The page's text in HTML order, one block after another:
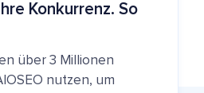
Konkurrenz. So
über 3 Millionen
nutzen, um